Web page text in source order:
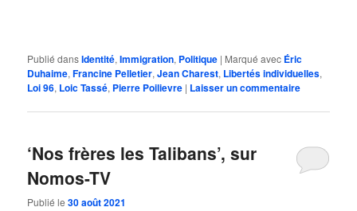
Publié dansIdentité,Immigration, Politique | Marqué avec Éric
Duhaime,Francine Pelletier,Jean Charest, Libertés individuelles,
Loi 96, Loic Tassé, Pierre Poilievre | Laisser un commentaire
‘Nos frères les Talibans’, sur
Nomos-TV
Publié le30 août 2021